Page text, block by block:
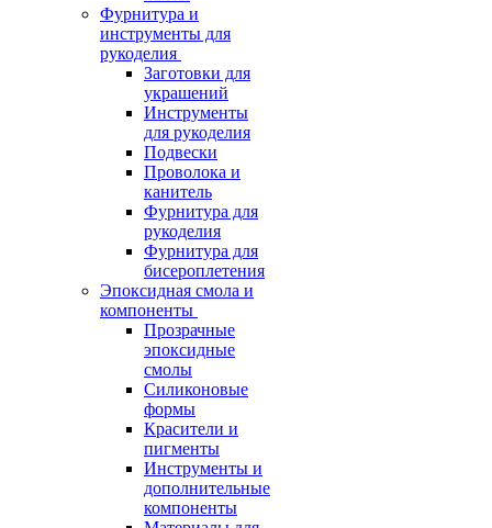
Фурнитура и
инструменты для
рукоделия
Заготовки для
украшений
Инструменты
для рукоделия
Подвески
Проволока и
канитель
Фурнитура для
рукоделия
Фурнитура для
бисероплетения
Эпоксидная смола и
компоненты
Прозрачные
эпоксидные
смолы
Силиконовые
формы
Красители и
пигменты
Инструменты и
дополнительные
компоненты